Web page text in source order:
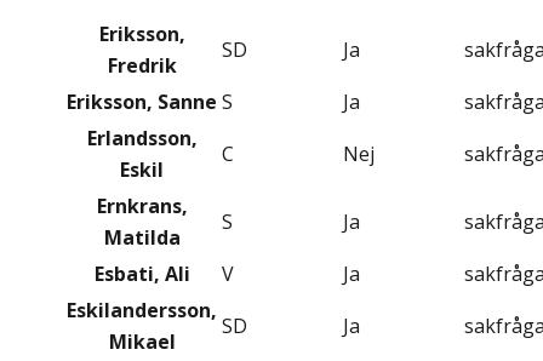
Eriksson,
Fredrik
SD Ja
Eriksson, Sanne S Ja
Erlandsson,
Eskil
C Nej
Ernkrans,
Matilda
S Ja
Esbati, Ali
V Ja
Eskilandersson,
Mikael
SD Ja